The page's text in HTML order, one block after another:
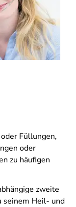
Füllungen,
oder
zu häufigen
zweite
seinem Heil- und